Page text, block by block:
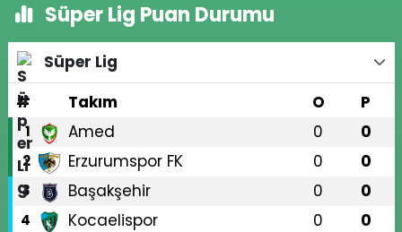
Süper Lig Puan Durumu
Süper Lig
#
Takım O P
1 Amed 0 0
2 Erzurumspor FK 0 0
3 Başakşehir 0 0
4 Kocaelispor 0 0